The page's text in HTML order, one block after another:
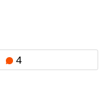
4